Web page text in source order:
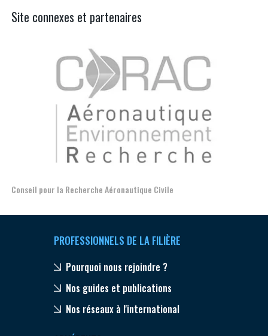
Site connexes et partenaires
Conseil pour la Recherche Aéronautique Civile
PROFESSIONNELS DE LA FILIÈRE
Pourquoi nous rejoindre ?
Nos guides et publications
Nos réseaux à l'international